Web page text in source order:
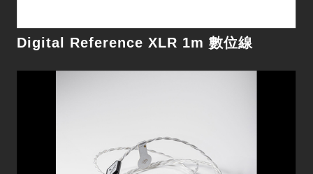
Digital Reference XLR 1m 數位線